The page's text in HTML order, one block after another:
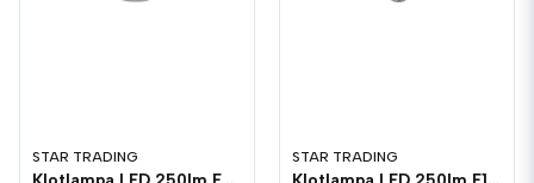
STAR TRADING STAR TRADING